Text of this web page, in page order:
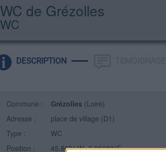
WC de Grézolles
WC
DESCRIPTION
Commune : Grézolles (Loire)
Adresse :
place de village (D1)
Type :
WC
Position :
45.8631°N, 3.95083°E